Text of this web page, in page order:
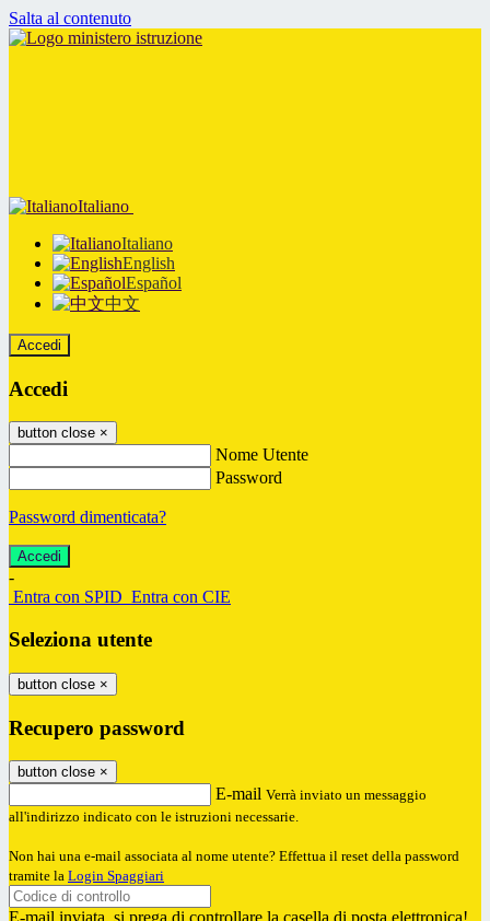
Salta al contenuto
Italiano
Italiano
English
Español
中文
Accedi
Accedi
button close ×
Nome Utente
Password
Password dimenticata?
-
Entra con SPID Entra con CIE
Seleziona utente
button close ×
Recupero password
button close ×
E-mail Verrà inviato un messaggio
all'indirizzo indicato con le istruzioni necessarie.
Non hai una e-mail associata al nome utente? Effettua il reset della password
tramite la Login Spaggiari